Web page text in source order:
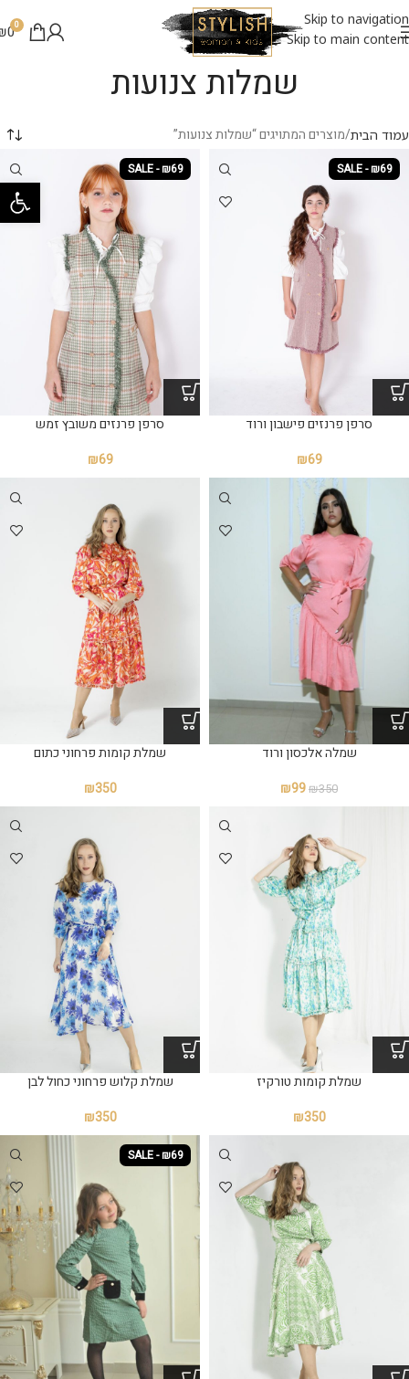
Skip to navigation
Skip to main content
0
0
שמלות צנועות
עמוד הבית מוצרים המתויגים “שמלות צנועות”
SALE - ₪69
סרפן פרנזים פישבון ורוד
₪69
SALE - ₪69
סרפן פרנזים משובץ זמש
₪69
שמלה אלכסון ורוד
₪350
₪99
שמלת קומות פרחוני כתום
₪350
שמלת קומות טורקיז
₪350
שמלת קלוש פרחוני כחול לבן
₪350
SALE - ₪69
פתח